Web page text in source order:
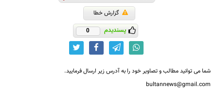
گزارش خطا
پسندیدم 0
شما می توانید مطالب و تصاویر خود را به آدرس زیر ارسال فرمایید.
bultannews@gmail.com